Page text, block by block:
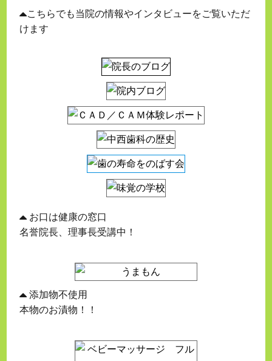
こちらでも当院の情報やインタビューをご覧いただ
けます
お口は健康の窓口
名誉院長、理事長受講中！
添加物不使用
本物のお漬物！！